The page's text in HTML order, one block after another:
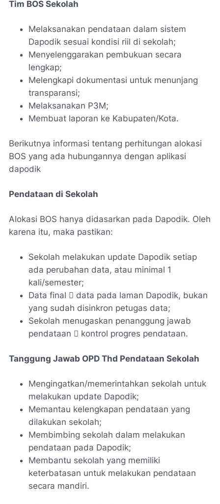
Tim BOS Sekolah
Melaksanakan pendataan dalam sistem
Dapodik sesuai kondisi riil di sekolah;
Menyelenggarakan pembukuan secara
lengkap;
Melengkapi dokumentasi untuk menunjang
transparansi;
Melaksanakan P3M;
Membuat laporan ke Kabupaten/Kota.
Berikutnya informasi tentang perhitungan alokasi
BOS yang ada hubungannya dengan aplikasi
dapodik
Pendataan di Sekolah
Alokasi BOS hanya didasarkan pada Dapodik. Oleh
karena itu, maka pastikan:
Sekolah melakukan update Dapodik setiap
ada perubahan data, atau minimal 1
kali/semester;
Data final  data pada laman Dapodik, bukan
yang sudah disinkron petugas data;
Sekolah menugaskan penanggung jawab
pendataan  kontrol progres pendataan.
Tanggung Jawab OPD Thd Pendataan Sekolah
Mengingatkan/memerintahkan sekolah untuk
melakukan update Dapodik;
Memantau kelengkapan pendataan yang
dilakukan sekolah;
Membimbing sekolah dalam melakukan
pendataan pada Dapodik;
Membantu sekolah yang memiliki
keterbatasan untuk melakukan pendataan
secara mandiri.